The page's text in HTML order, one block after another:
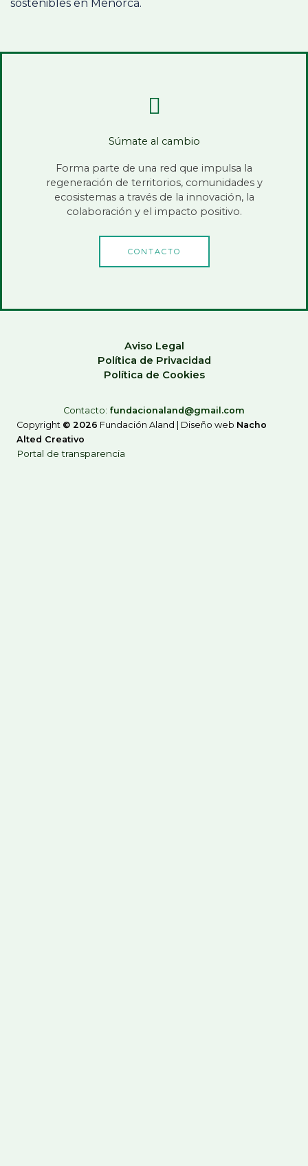
sostenibles en Menorca.
Súmate al cambio
Forma parte de una red que impulsa la
regeneración de territorios, comunidades y
ecosistemas a través de la innovación, la
colaboración y el impacto positivo.
CONTACTO
Aviso Legal
Política de Privacidad
Política de Cookies
Contacto: fundacionaland@gmail.com
Copyright © 2026 Fundación Aland | Diseño web Nacho
Alted Creativo
Portal de transparencia